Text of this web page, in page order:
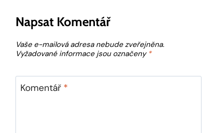
Napsat Komentář
Vaše e-mailová adresa nebude zveřejněna.
Vyžadované informace jsou označeny *
Komentář *